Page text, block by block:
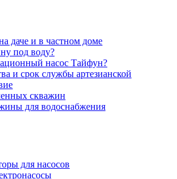
даче и в частном доме
под воду?
насос Тайфун?
и срок службы артезианской
скважин
для водоснабжения
для насосов